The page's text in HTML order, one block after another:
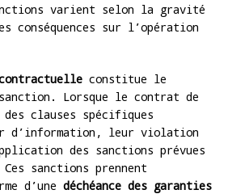
varient selon la gravité
conséquences sur l’opération
constitue le
Lorsque le contrat de
clauses spécifiques
d’information, leur violation
des sanctions prévues
sanctions prennent
d’une déchéance des garanties